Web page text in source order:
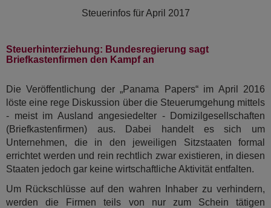
Steuerinfos fürApril 2017
Steuerhinterziehung: Bundesregierung sagt
Briefkastenfirmen den Kampf an
Die Veröffentlichung der „Panama Papers“ im April 2016
löste eine rege Diskussion über die Steuerumgehung mittels
- meist im Ausland angesiedelter - Domizilgesellschaften
(Briefkastenfirmen) aus. Dabei handelt es sich um
Unternehmen, die in den jeweiligen Sitzstaaten formal
errichtet werden und rein rechtlich zwar existieren, in diesen
Staaten jedoch gar keine wirtschaftliche Aktivität entfalten.
Um Rückschlüsse auf den wahren Inhaber zu verhindern,
werden die Firmen teils von nur zum Schein tätigen